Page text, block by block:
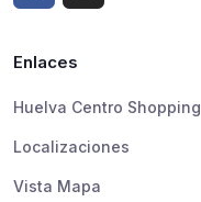
Enlaces
Huelva Centro Shopping
Localizaciones
Vista Mapa